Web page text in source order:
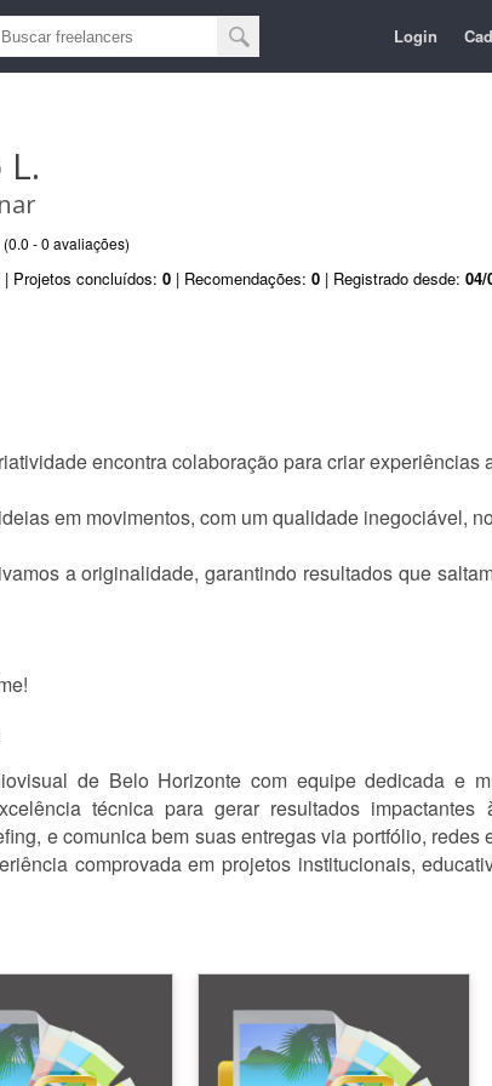
Login
(0.0 - 0 avaliações)
| Projetos concluídos: 0 | Recomendações: 0 | Registrado desde: 04/
encontra colaboração para criar experiências
em movimentos, com um qualidade inegociável,
a originalidade, garantindo resultados que
de Belo Horizonte com equipe dedicada e
técnica para gerar resultados impactantes
e comunica bem suas entregas via portfólio,
comprovada em projetos institucionais,